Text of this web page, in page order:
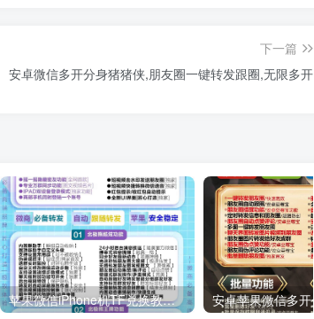
下一篇
安卓微信多开分身猪猪侠,朋友圈一键转发跟圈,无限多开
苹果微信iPhone机TF兑换教程。微信/应用分身/双开多开 #iPhone微信 #玩机技巧